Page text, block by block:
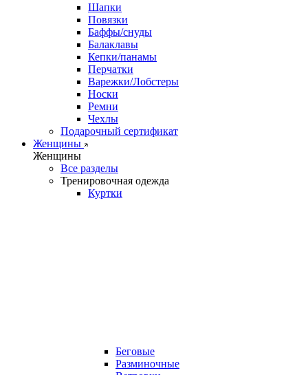
Шапки
Повязки
Баффы/снуды
Балаклавы
Кепки/панамы
Перчатки
Варежки/Лобстеры
Носки
Ремни
Чехлы
Подарочный сертификат
Женщины
Женщины
Все разделы
Тренировочная одежда
Куртки
Беговые
Разминочные